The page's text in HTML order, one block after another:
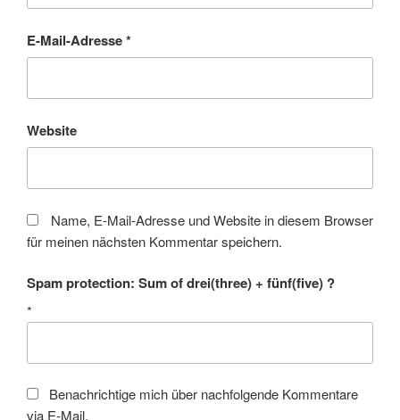
E-Mail-Adresse*
Website
Name, E-Mail-Adresse und Website in diesem Browser
für meinen nächsten Kommentar speichern.
Spam protection: Sum of drei(three) + fünf(five) ?
*
Benachrichtige mich über nachfolgende Kommentare
via E-Mail.